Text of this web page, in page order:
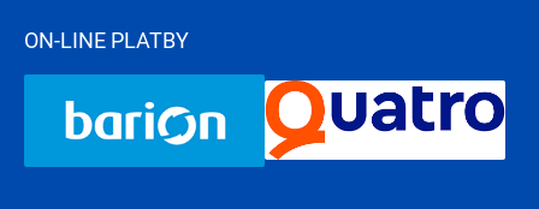
ON-LINE PLATBY